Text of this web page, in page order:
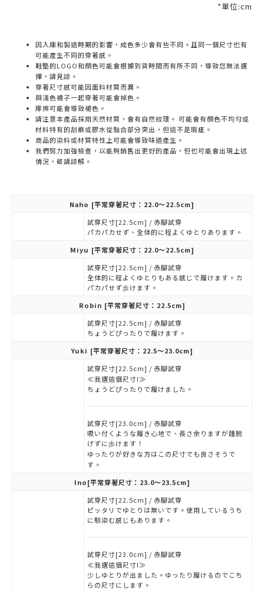
*單位:cm
因入庫和製造時期的影響，成色多少會有些不同。且同一個尺寸也有
可能產生不同的穿著感。
鞋墊的LOGO和顏色可能會根據到貨時間而有所不同，導致您無法選
擇，請見諒。
穿著尺寸感可能因面料材質而異。
與淺色襪子一起穿著可能會掉色。
摩擦可能會導致褪色。
請注意本產品採用天然材質，會有自然紋理。 可能會有顏色不均勻或
材料特有的刮痕或膠水從黏合部分突出，但這不是瑕疵。
商品的染料或材質特性上可能會導致味道產生。
我們努力加強檢查，以能夠銷售出更好的產品，但也可能會出現上述
情況，敬請諒解。
Naho [平常穿著尺寸：22.0～22.5cm]
試穿尺寸[22.5cm] / 赤腳試穿
パカパカせず、全体的に程よくゆとりあります。
Miyu [平常穿著尺寸：22.0～22.5cm]
試穿尺寸[22.5cm] / 赤腳試穿
全体的に程よくゆとりもある感じで履けます。カ
パカパせず歩けます。
Robin [平常穿著尺寸：22.5cm]
試穿尺寸[22.5cm] / 赤腳試穿
ちょうどぴったりで履けます。
Yuki [平常穿著尺寸：22.5～23.0cm]
試穿尺寸[22.5cm] / 赤腳試穿
≪我選這個尺寸!≫
ちょうどぴったりで履けました。
試穿尺寸[23.0cm] / 赤腳試穿
吸い付くような履き心地で、長さ余りますが踵脱
げずに歩けます！
ゆったりが好きな方はこの尺寸でも良さそうで
す。
Ino[平常穿著尺寸：23.0～23.5cm]
試穿尺寸[22.5cm] / 赤腳試穿
ピッタリでゆとりは無いです。使用しているうち
に馴染む感じもあります。
試穿尺寸[23.0cm] / 赤腳試穿
≪我選這個尺寸!≫
少しゆとりが出ました。ゆったり履けるのでこち
らの尺寸にします。